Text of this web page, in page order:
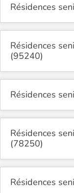
Résidences
Résidences
(95240)
Résidences
Résidences
(78250)
Résidences